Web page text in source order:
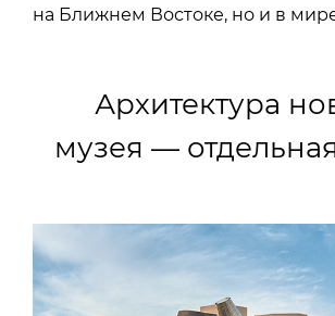
на Ближнем Востоке, но и в
Архитектура
музея —